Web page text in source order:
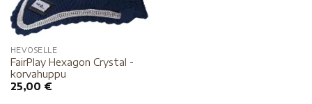
HEVOSELLE
FairPlay Hexagon Crystal -
korvahuppu
25,00 €